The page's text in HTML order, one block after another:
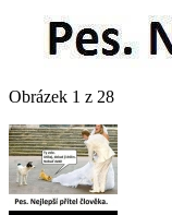
Obrázek 1 z 28